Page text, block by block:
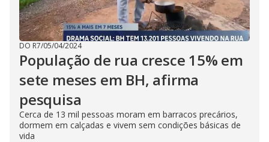
DO R7/05/04/2024
População de rua cresce 15% em
sete meses em BH, afirma
pesquisa
Cerca de 13 mil pessoas moram em barracos precários,
dormem em calçadas e vivem sem condições básicas de
vida